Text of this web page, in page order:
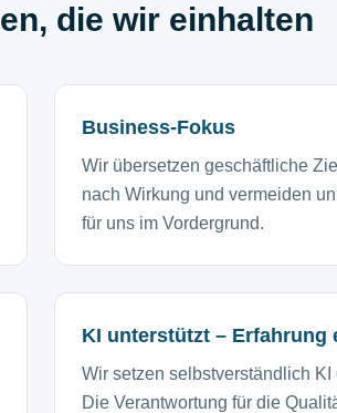
die wir einhalten
Business-Fokus
Wir übersetzen geschäftliche
nach Wirkung und vermeiden
für uns im Vordergrund.
KI unterstützt – Erfahrung
Wir setzen selbstverständlich
Die Verantwortung für die